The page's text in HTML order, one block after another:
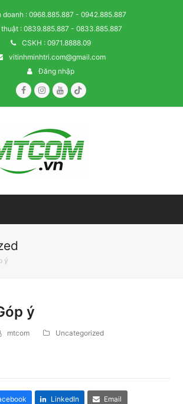
doanh : 0968.885.887 - 0942.885.887
thuật : 0839.885.887 - 0833.885.887
CSKH : 0971.8888.09
vitinhminhtri.com@gmail.com
Đăng nhập
FacebookInstagram
YoutubeTiktok
ý
ý
mtcom Uncategorized
LinkedIn Email